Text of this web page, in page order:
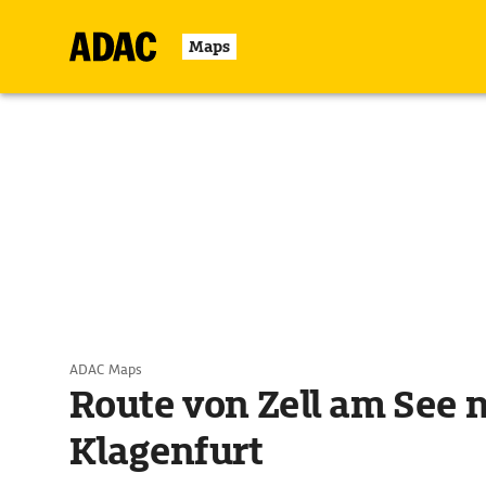
Maps
ADAC Maps
Route von Zell am See
Klagenfurt